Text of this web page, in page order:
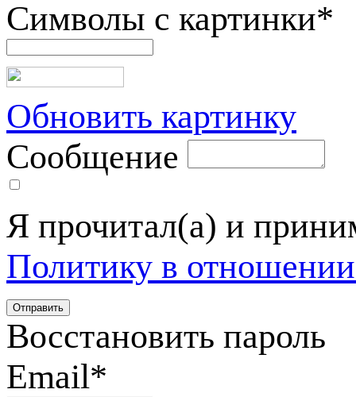
Символы с картинки*
Обновить картинку
Сообщение
Я прочитал(а) и
Политику в
Восстановить пароль
Email*